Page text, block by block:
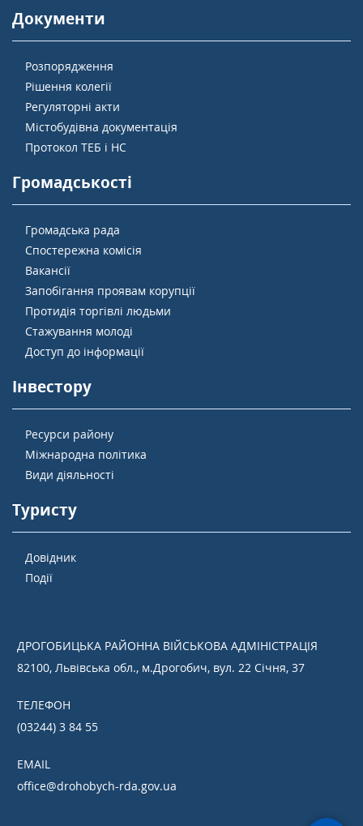
Документи
Розпорядження
Рішення колегії
Регуляторні акти
Містобудівна документація
Протокол ТЕБ і НС
Громадськості
Громадська рада
Спостережна комісія
Вакансії
Запобігання проявам корупції
Протидія торгівлі людьми
Стажування молоді
Доступ до інформації
Інвестору
Ресурси району
Міжнародна політика
Види діяльності
Туристу
Довідник
Події
ДРОГОБИЦЬКА РАЙОННА ВІЙСЬКОВА АДМІНІСТРАЦІЯ
82100, Львівська обл., м.Дрогобич, вул. 22 Січня, 37
ТЕЛЕФОН
(03244) 3 84 55
EMAIL
office@drohobych-rda.gov.ua